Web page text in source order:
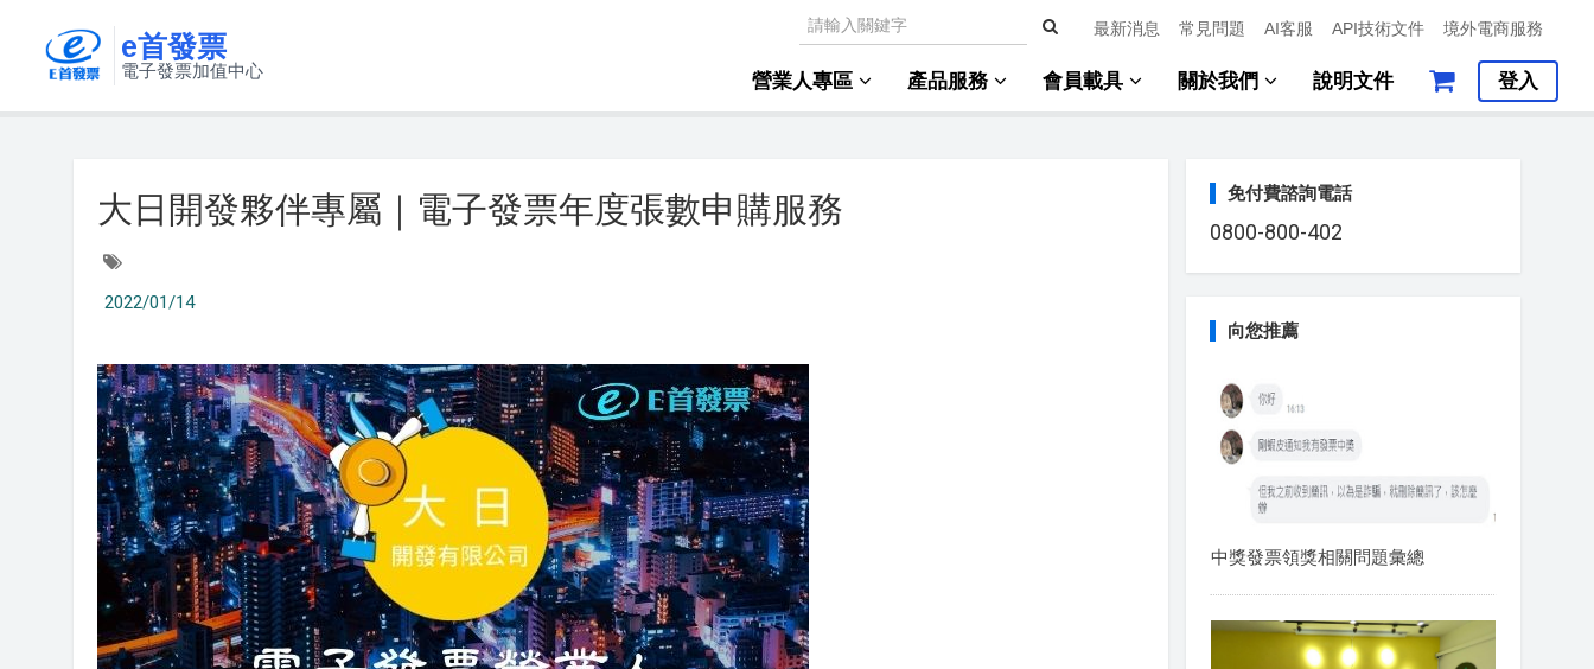
e首發票
電子發票加值中心
最新消息 常見問題 AI客服 API技術文件 境外電商服務
營業人專區 產品服務 會員載具 關於我們 說明文件 登入
大日開發夥伴專屬｜電子發票年度張數申購服務
2022/01/14
免付費諮詢電話
0800-800-402
向您推薦
中獎發票領獎相關問題彙總